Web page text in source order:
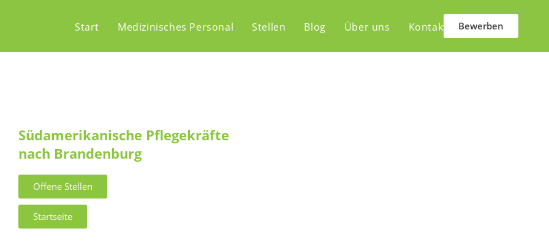
Start Medizinisches Personal Stellen Blog Über uns Kontakt Bewerben
Südamerikanische Pflegekräfte
nach Brandenburg
Offene Stellen
Startseite